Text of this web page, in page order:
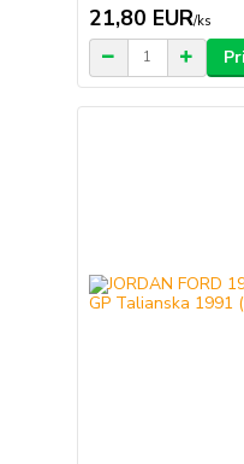
21,80 EUR/ks